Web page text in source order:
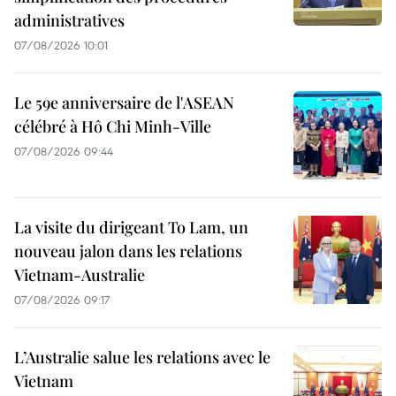
administratives
07/08/2026 10:01
Le 59e anniversaire de l'ASEAN
célébré à Hô Chi Minh-Ville
07/08/2026 09:44
La visite du dirigeant To Lam, un
nouveau jalon dans les relations
Vietnam-Australie
07/08/2026 09:17
L’Australie salue les relations avec le
Vietnam